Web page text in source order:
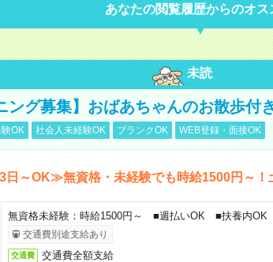
あなたの閲覧履歴からのオス
未読
ング募集】おばあちゃんのお散歩付
OK 社会人未経験OK ブランクOK WEB登録・面接OK
～OK≫無資格・未経験でも時給1500円～！
無資格未経験：時給1500円～ ■週払いOK ■扶養内OK
交通費別途支給あり
交通費 交通費全額支給